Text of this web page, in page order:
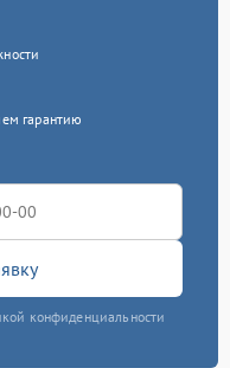
гарантию
конфиденциальности